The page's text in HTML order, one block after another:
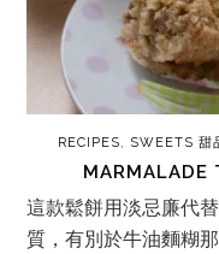
RECIPES, SWEETS 甜
MARMALADE
這款鬆餅用淡忌廉代
質，有別於牛油麵糊